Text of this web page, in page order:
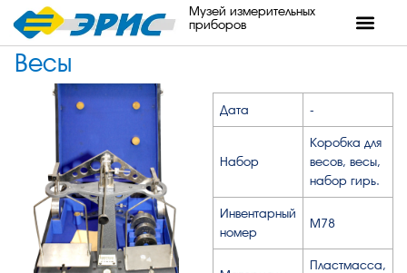
Музей измерительных
приборов
Весы
Дата -
Набор
Коробка для
весов, весы,
набор гирь.
Инвентарный
номер
М78
Пластмасса,